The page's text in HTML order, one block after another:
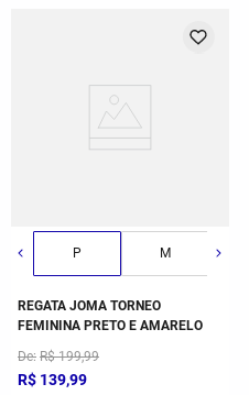
G P M
REGATA JOMA TORNEO
FEMININA PRETO E AMARELO
De R$ 199,99
R$ 139,99